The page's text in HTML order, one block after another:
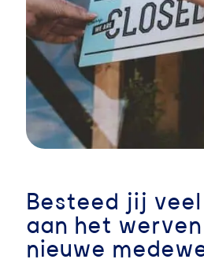
Besteed jij
aan het
nieuwe